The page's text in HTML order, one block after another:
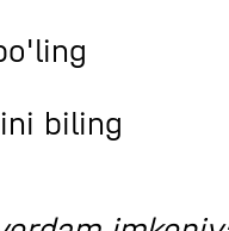
biling